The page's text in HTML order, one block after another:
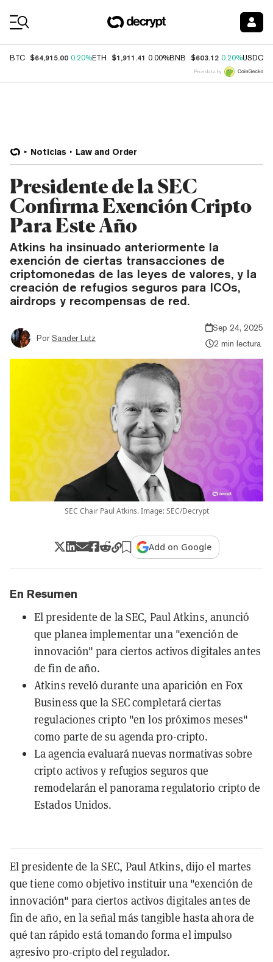
BTC $64,915.00 0.20%ETH $1,911.41 0.00%BNB $603.12 0.20%USDC
Price data by
Noticias Law and Order
Presidente de la SEC
Confirma Exención Cripto
Para Este Año
Atkins ha insinuado anteriormente la
exención de ciertas transacciones de
criptomonedas de las leyes de valores, y la
creación de refugios seguros para ICOs,
airdrops y recompensas de red.
Por Sander Lutz
Sep 24, 2025
2 min lectura
SEC Chair Paul Atkins. Image: SEC/Decrypt
Add on Google
En Resumen
El presidente de la SEC, Paul Atkins, anunció
que planea implementar una "exención de
innovación" para ciertos activos digitales antes
de fin de año.
Atkins reveló durante una aparición en Fox
Business que la SEC completará ciertas
regulaciones cripto "en los próximos meses"
como parte de su agenda pro-cripto.
La agencia evaluará nuevas normativas sobre
cripto activos y refugios seguros que
remodelarán el panorama regulatorio cripto de
Estados Unidos.
El presidente de la SEC, Paul Atkins, dijo el martes
que tiene como objetivo instituir una "exención de
innovación" para ciertos activos digitales antes de
fin de año, en la señal más tangible hasta ahora de
qué tan rápido está tomando forma el impulso
agresivo pro-cripto del regulador.